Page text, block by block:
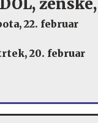
22. februar
20. februar